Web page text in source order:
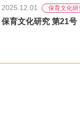
2025.12.01 保育文化研
保育文化研究 第21号